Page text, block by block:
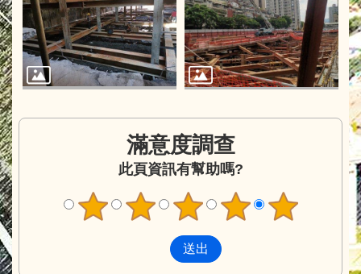
滿意度調查
此頁資訊有幫助嗎?